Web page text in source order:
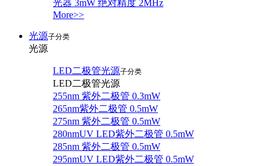
光器 3mW 绝对精度 2MHz
More>>
光源子分类
光源
LED二极管光源子分类
LED二极管光源
255nm 紫外二极管 0.3mW
265nm紫外二极管 0.5mW
275nm 紫外二极管 0.5mW
280nmUV LED紫外二极管 0.5mW
285nm 紫外二极管 0.5mW
295nmUV LED紫外二极管 0.5mW